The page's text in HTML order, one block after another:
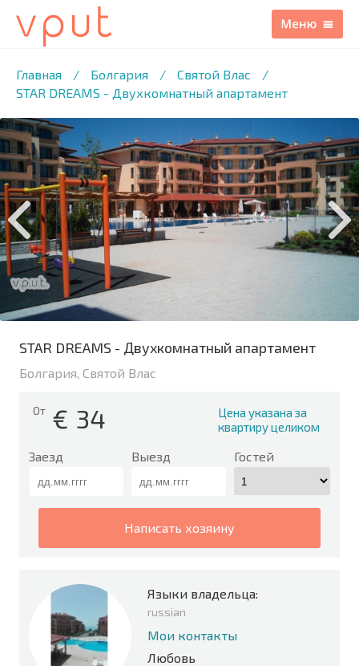
Главная / Болгария / Святой Влас
/
STAR DREAMS - Двухкомнатный апартамент
/21 ФОТО
STAR DREAMS - Двухкомнатный апартамент
Болгария, Святой Влас
От € 34
Цена указана за
квартиру целиком
Заезд Выезд Гостей
написать хозяину
Языки владельца:
russian
Мои контакты
Любовь